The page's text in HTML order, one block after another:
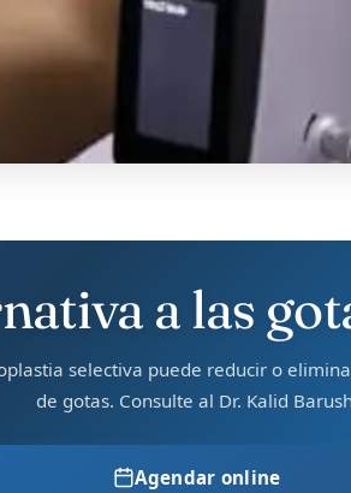
a las
selectiva puede reducir o
de gotas. Consulte al Dr. Kalid
Agendar online